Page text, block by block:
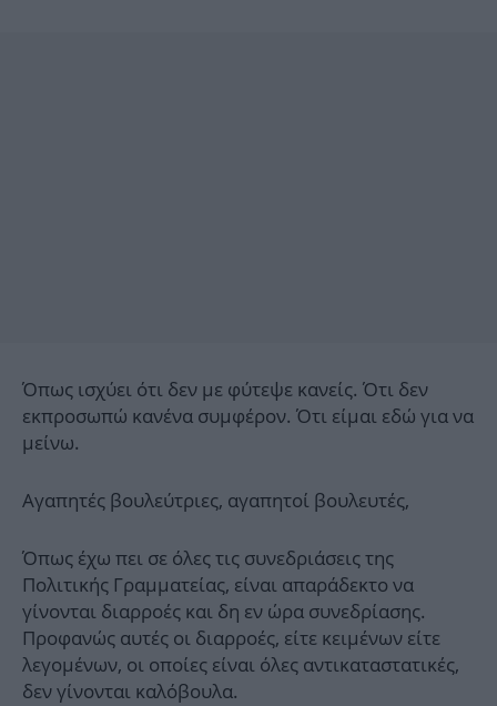
Όπως ισχύει ότι δεν με φύτεψε κανείς. Ότι δεν
εκπροσωπώ κανένα συμφέρον. Ότι είμαι εδώ για να
μείνω.
Αγαπητές βουλεύτριες, αγαπητοί βουλευτές,
Όπως έχω πει σε όλες τις συνεδριάσεις της
Πολιτικής Γραμματείας, είναι απαράδεκτο να
γίνονται διαρροές και δη εν ώρα συνεδρίασης.
Προφανώς αυτές οι διαρροές, είτε κειμένων είτε
λεγομένων, οι οποίες είναι όλες αντικαταστατικές,
δεν γίνονται καλόβουλα.